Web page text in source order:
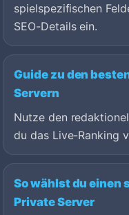
spielspezifischen
SEO-Details ein.
Guide zu den
Servern
Nutze den
du das Live-Ranking
So wählst du einen
Private Server